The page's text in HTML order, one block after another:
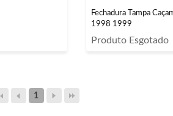
Fechadura Tampa
1998 1999
Produto Esgotado
1